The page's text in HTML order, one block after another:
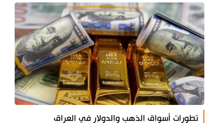
تطورات أسواق الذهب والدولار في العراق